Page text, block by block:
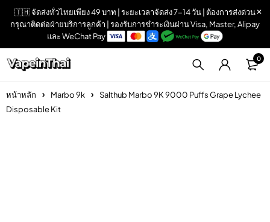
🇹🇭 จัดส่งทั่วไทยเพียง 49 บาท | ระยะเวลาจัดส่ง 7-14 วัน | ต้องการส่งด่วน
กรุณาติดต่อฝ่ายบริการลูกค้า | รองรับการชำระเงินผ่าน Visa, Master, Alipay
และ WeChat Pay
0
หน้าหลัก Marbo 9k
Salthub Marbo 9K 9000 Puffs Grape Lychee
Disposable Kit